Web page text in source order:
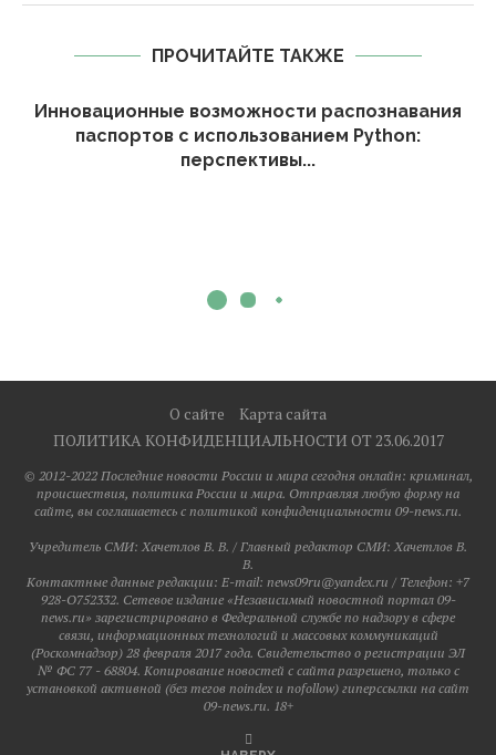
ПРОЧИТАЙТЕ ТАКЖЕ
Инновационные возможности распознавания
паспортов с использованием Python:
перспективы...
О сайте
Карта сайта
ПОЛИТИКА КОНФИДЕНЦИАЛЬНОСТИ ОТ 23.06.2017
© 2012-2022 Последние новости России и мира сегодня онлайн: криминал,
происшествия, политика России и мира. Отправляя любую форму на
сайте, вы соглашаетесь с политикой конфиденциальности 09-news.ru.
Учредитель СМИ: Хaчeтлoв B. B. / Главный редактор СМИ: Хaчeтлoв B.
B.
Контактные данные редакции: E-mail: news09ru@yandex.ru / Телефон: +7
928-O752332. Сетевое издание «Независимый новостной портал 09-
news.ru» зарегистрировано в Федеральной службе по надзору в сфере
связи, информационных технологий и массовых коммуникаций
(Роскомнадзор) 28 февраля 2017 года. Свидетельство о регистрации ЭЛ
№ ФС 77 - 68804. Копирование новостей с сайта разрешено, только с
установкой активной (без тегов noindex и nofollow) гиперссылки на сайт
09-news.ru. 18+